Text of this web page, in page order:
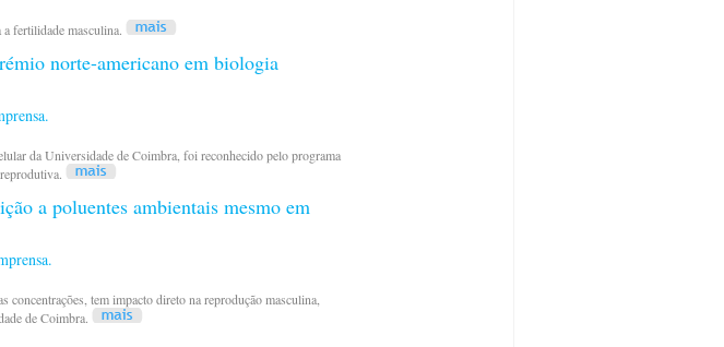
fertilidade masculina.
norte-americano em biologia
da Universidade de Coimbra, foi reconhecido pelo programa
a poluentes ambientais mesmo em
concentrações, tem impacto direto na reprodução masculina,
de Coimbra.